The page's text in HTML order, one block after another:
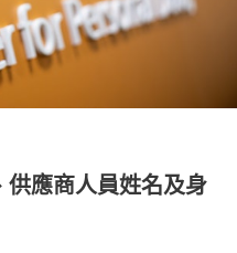
應商人員姓名及身